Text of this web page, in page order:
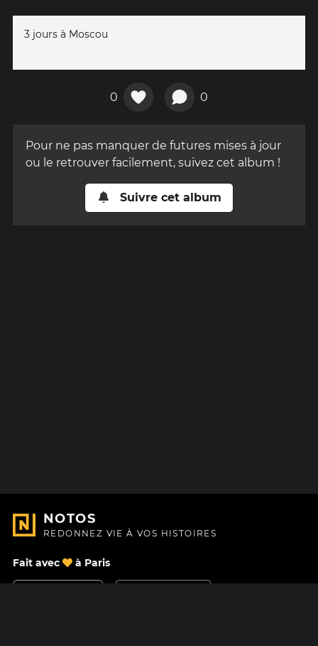
3 jours à Moscou
0 0
Pour ne pas manquer de futures mises à jour
ou le retrouver facilement, suivez cet album !
Suivre cet album
NOTOS
REDONNEZ VIE À VOS HISTOIRES
Fait avec à Paris